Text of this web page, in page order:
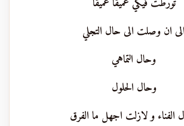
الى ان وصلت الى حال التجلي
وحال التماهي
وحال الحلول
الفناء و لازلت اجهل ما الفرق